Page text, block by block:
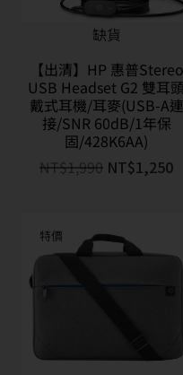
缺貨
【出清】HP 惠普Stereo
USB Headset G2 雙耳頭
戴式耳機/耳麥(USB-A連
接/SNR 60dB/1年保
固/428K6AA)
NT$1,990 NT$1,250
特價